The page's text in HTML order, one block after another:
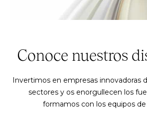
Conoce nuestros
Invertimos en empresas innovadoras
sectores y os enorgullecen los
formamos con los equipos de